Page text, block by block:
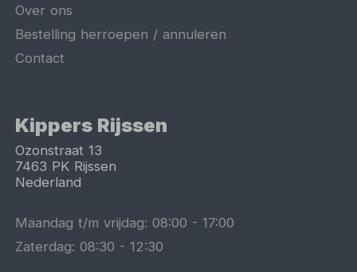
Over ons
Bestelling herroepen / annuleren
Contact
Kippers Rijssen
Ozonstraat 13
7463 PK Rijssen
Nederland
Maandag t/m vrijdag:08:00 -17:00
Zaterdag:08:30 -12:30